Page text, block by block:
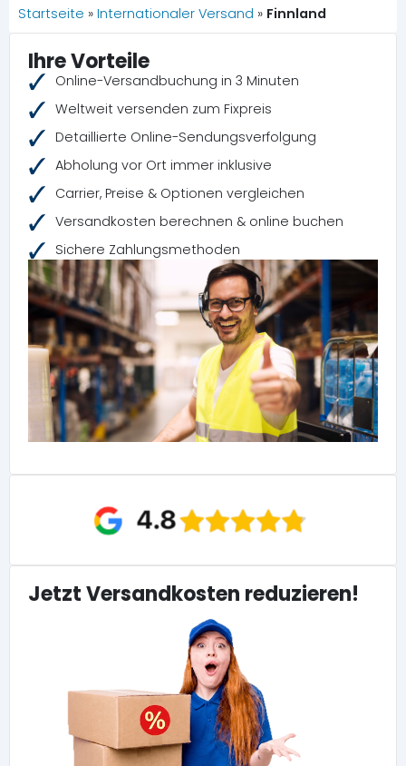
Startseite » Internationaler Versand » Finnland
Ihre Vorteile
Online-Versandbuchung in 3 Minuten
Weltweit versenden zum Fixpreis
Detaillierte Online-Sendungsverfolgung
Abholung vor Ort immer inklusive
Carrier, Preise & Optionen vergleichen
Versandkosten berechnen & online buchen
Sichere Zahlungsmethoden
Jetzt Versandkosten reduzieren!